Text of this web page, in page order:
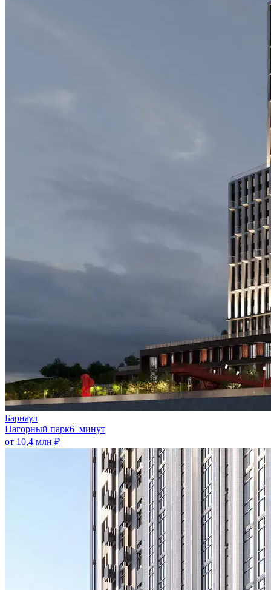
Барнаул
Нагорный парк6 минут
от 10,4 млн ₽